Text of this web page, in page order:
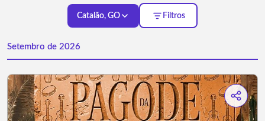
Catalão, GO Filtros
Setembro de 2026